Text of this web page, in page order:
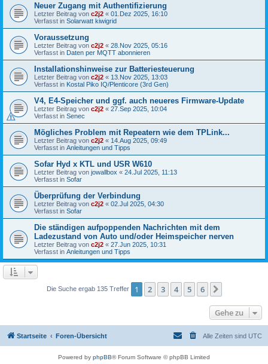
Neuer Zugang mit Authentifizierung
Letzter Beitrag von c2j2 « 01.Dez 2025, 16:10
Verfasst in Solarwatt kiwigrid
Voraussetzung
Letzter Beitrag von c2j2 « 28.Nov 2025, 05:16
Verfasst in Daten per MQTT abonnieren
Installationshinweise zur Batteriesteuerung
Letzter Beitrag von c2j2 « 13.Nov 2025, 13:03
Verfasst in Kostal Piko IQ/Plenticore (3rd Gen)
V4, E4-Speicher und ggf. auch neueres Firmware-Update
Letzter Beitrag von c2j2 « 27.Sep 2025, 10:04
Verfasst in Senec
Mögliches Problem mit Repeatern wie dem TPLink...
Letzter Beitrag von c2j2 « 14.Aug 2025, 09:49
Verfasst in Anleitungen und Tipps
Sofar Hyd x KTL und USR W610
Letzter Beitrag von jowallbox « 24.Jul 2025, 11:13
Verfasst in Sofar
Überprüfung der Verbindung
Letzter Beitrag von c2j2 « 02.Jul 2025, 04:30
Verfasst in Sofar
Die ständigen aufpoppenden Nachrichten mit dem
Ladezustand von Auto und/oder Heimspeicher nerven
Letzter Beitrag von c2j2 « 27.Jun 2025, 10:31
Verfasst in Anleitungen und Tipps
Die Suche ergab 135 Treffer 1 2 3 4 5 6
Gehe zu
Startseite Foren-Übersicht Alle Zeiten sind UTC
Powered by phpBB® Forum Software © phpBB Limited